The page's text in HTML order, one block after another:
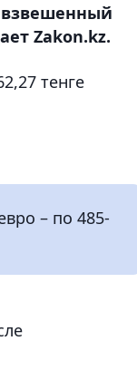
Zakon.kz.
тенге
– по 485-